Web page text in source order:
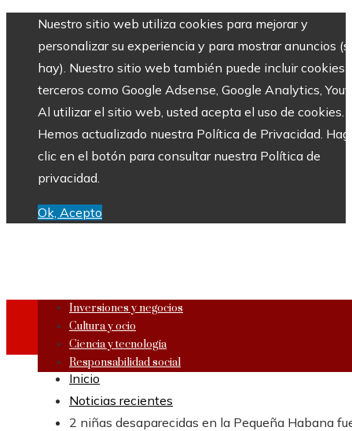
Nuestro sitio web utiliza cookies para mejorar y
personalizar su experiencia y para mostrar anuncios
hay). Nuestro sitio web también puede incluir cookies
terceros como Google Adsense, Google Analytics,
Al utilizar el sitio web, usted acepta el uso de cookies.
Hemos actualizado nuestra Política de Privacidad.
clic en el botón para consultar nuestra Política de
privacidad.
Ok, Acepto
Inversiones y negocios
Cultura y ocio
Ciencia y tecnología
Responsabilidad social
Inicio
Noticias recientes
2 niñas desaparecidas en la Pequeña Habana